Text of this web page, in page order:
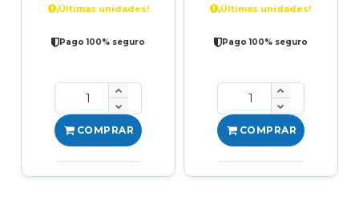
¡Últimas unidades!
Pago 100% seguro
COMPRAR
¡Últimas unidades!
Pago 100% seguro
COMPRAR